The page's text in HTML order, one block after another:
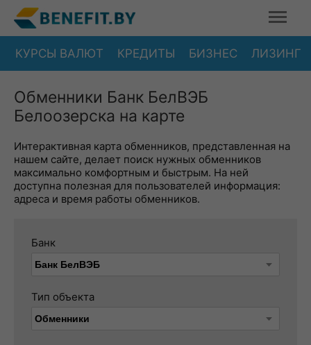
КУРСЫ ВАЛЮТ КРЕДИТЫ БИЗНЕС ЛИЗИНГ
Обменники Банк БелВЭБ
Белоозерска на карте
Интерактивная карта обменников, представленная на
нашем сайте, делает поиск нужных обменников
максимально комфортным и быстрым. На ней
доступна полезная для пользователей информация:
адреса и время работы обменников.
Банк
Тип объекта